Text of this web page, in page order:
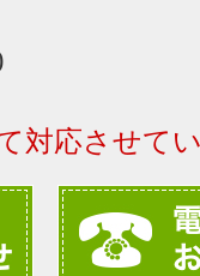
対応させて